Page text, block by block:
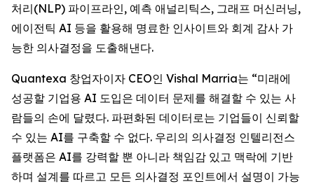
처리(NLP) 파이프라인, 예측 애널리틱스, 그래프 머신러닝,
에이전틱 AI 등을 활용해 명료한 인사이트와 회계 감사 가
능한 의사결정을 도출해낸다.
Quantexa 창업자이자 CEO인 Vishal Marria는 “미래에
성공할 기업용 AI 도입은 데이터 문제를 해결할 수 있는 사
람들의 손에 달렸다. 파편화된 데이터로는 기업들이 신뢰할
수 있는 AI를 구축할 수 없다. 우리의 의사결정 인텔리전스
플랫폼은 AI를 강력할 뿐 아니라 책임감 있고 맥락에 기반
하며 설계를 따르고 모든 의사결정 포인트에서 설명이 가능